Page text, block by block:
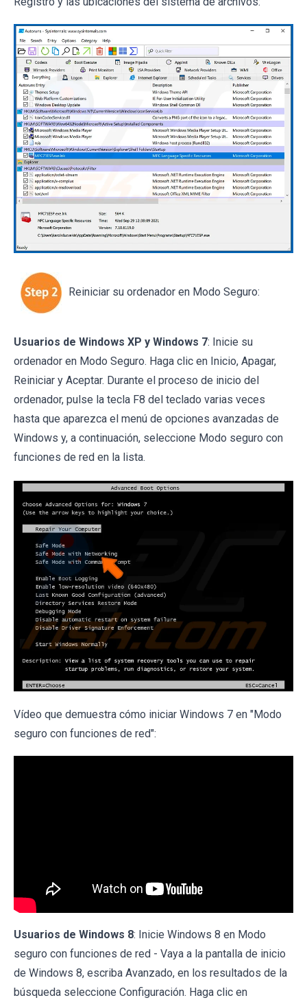
Reiniciar su ordenador en Modo Seguro:
Usuarios de Windows XP y Windows 7: Inicie su
ordenador en Modo Seguro. Haga clic en Inicio, Apagar,
Reiniciar y Aceptar. Durante el proceso de inicio del
ordenador, pulse la tecla F8 del teclado varias veces
hasta que aparezca el menú de opciones avanzadas de
Windows y, a continuación, seleccione Modo seguro con
funciones de red en la lista.
Vídeo que demuestra cómo iniciar Windows 7 en "Modo
seguro con funciones de red":
Usuarios de Windows 8: Inicie Windows 8 en Modo
seguro con funciones de red - Vaya a la pantalla de inicio
de Windows 8, escriba Avanzado, en los resultados de la
búsqueda seleccione Configuración. Haga clic en